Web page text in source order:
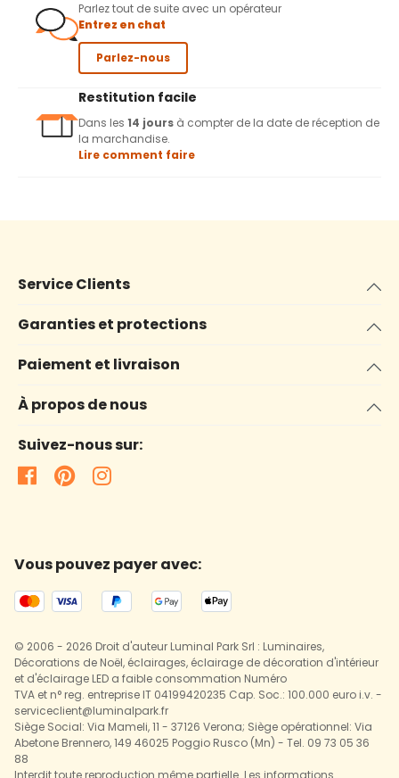
Parlez tout de suite avec un opérateur
Entrez en chat
Parlez-nous
Restitution facile
Dans les 14 jours à compter de la date de réception de
la marchandise.
Lire comment faire
Service Clients
Garanties et protections
Paiement et livraison
À propos de nous
Suivez-nous sur:
Vous pouvez payer avec:
© 2006 - 2026 Droit d'auteur Luminal Park Srl : Luminaires,
Décorations de Noël, éclairages, éclairage de décoration d'intérieur
et d'éclairage LED a faible consommation Numéro
TVA et n° reg. entreprise IT 04199420235 Cap. Soc.: 100.000 euro i.v. -
serviceclient@luminalpark.fr
Siège Social: Via Mameli, 11 - 37126 Verona; Siège opérationnel: Via
Abetone Brennero, 149 46025 Poggio Rusco (Mn) - Tel. 09 73 05 36
88
Interdit toute reproduction même partielle. Les informations